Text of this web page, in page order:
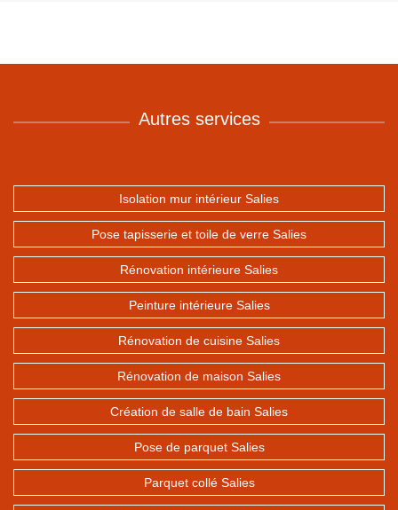
Autres services
Isolation mur intérieur Salies
Pose tapisserie et toile de verre Salies
Rénovation intérieure Salies
Peinture intérieure Salies
Rénovation de cuisine Salies
Rénovation de maison Salies
Création de salle de bain Salies
Pose de parquet Salies
Parquet collé Salies